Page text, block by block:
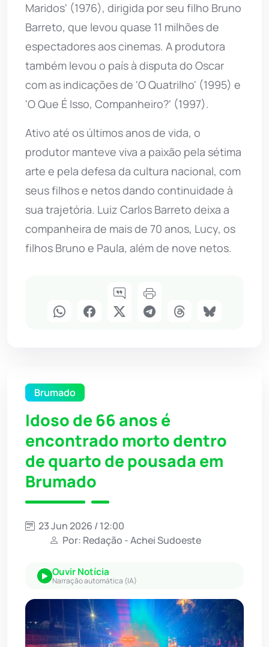
Maridos' (1976), dirigida por seu filho Bruno
Barreto, que levou quase 11 milhões de
espectadores aos cinemas. A produtora
também levou o país à disputa do Oscar
com as indicações de 'O Quatrilho' (1995) e
'O Que É Isso, Companheiro?' (1997).
Ativo até os últimos anos de vida, o
produtor manteve viva a paixão pela sétima
arte e pela defesa da cultura nacional, com
seus filhos e netos dando continuidade à
sua trajetória. Luiz Carlos Barreto deixa a
companheira de mais de 70 anos, Lucy, os
filhos Bruno e Paula, além de nove netos.
Brumado
Idoso de 66 anos é
encontrado morto dentro
de quarto de pousada em
Brumado
23 Jun 2026 / 12:00
Por: Redação - Achei Sudoeste
Ouvir Notícia
Narração automática (IA)